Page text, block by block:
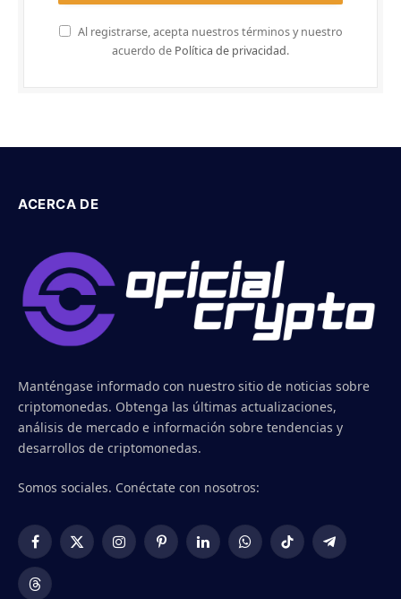
Al registrarse, acepta nuestros términos y nuestro
acuerdo de Política de privacidad.
ACERCA DE
Manténgase informado con nuestro sitio de noticias sobre
criptomonedas. Obtenga las últimas actualizaciones,
análisis de mercado e información sobre tendencias y
desarrollos de criptomonedas.
Somos sociales. Conéctate con nosotros:
Facebook
X
InstagramPinterestLinkedInWhatsApp
TikTok Telegram
Threads